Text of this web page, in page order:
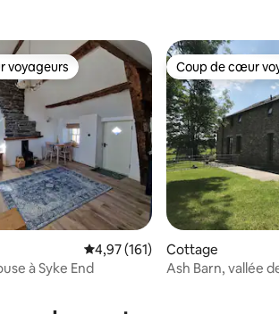
de 200 commentaires : 4,9 sur 5
les plus appréciés
voyageurs
Évaluation moyenne sur la base
4,97 (161)
à Syke End
Coup de cœur
Coup de cœur
Cottage
Ash Barn, vallée